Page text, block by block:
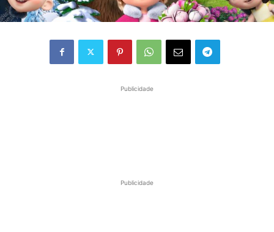
Publicidade
Publicidade